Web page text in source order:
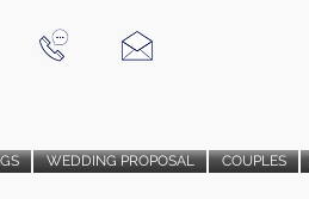
WEDDING PROPOSAL COUPLES